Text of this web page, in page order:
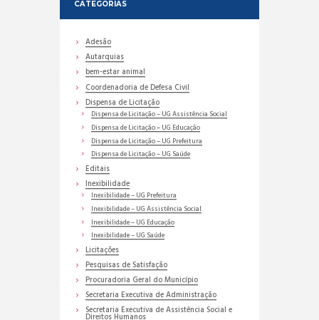
CATEGORIAS
Adesão
Autarquias
bem-estar animal
Coordenadoria de Defesa Civil
Dispensa de Licitação
Dispensa de Licitação – UG Assistência Social
Dispensa de Licitação – UG Educação
Dispensa de Licitação – UG Prefeitura
Dispensa de Licitação – UG Saúde
Editais
Inexibilidade
Inexibilidade – UG Prefeitura
Inexibilidade – UG Assistência Social
Inexibilidade – UG Educação
Inexibilidade – UG Saúde
Licitações
Pesquisas de Satisfação
Procuradoria Geral do Município
Secretaria Executiva de Administração
Secretaria Executiva de Assistência Social e
Direitos Humanos